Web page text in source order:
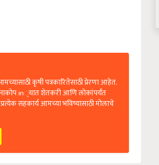
कृषी पत्रकारितेसाठी प्रेरणा आहेत.
in्यात शेतकरी आणि लोकांपर्यंत
सहकार्य आमच्या भविष्यासाठी मोलाचे